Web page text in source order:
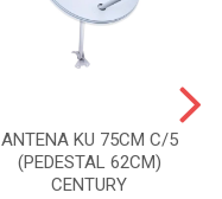
ANTENA KU 75CM C/5
(PEDESTAL 62CM)
CENTURY